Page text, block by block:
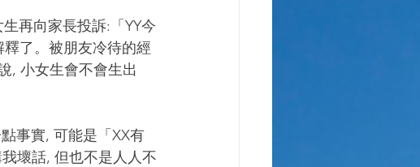
了。被朋友冷待的經
, 小女生會不會生出
壞話, 但也不是人人不